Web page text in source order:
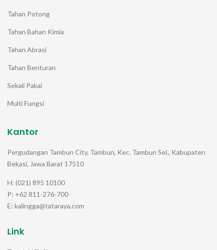
Tahan Potong
Tahan Bahan Kimia
Tahan Abrasi
Tahan Benturan
Sekali Pakai
Multi Fungsi
Kantor
Pergudangan Tambun City, Tambun, Kec. Tambun Sel., Kabupaten
Bekasi, Jawa Barat 17510
H: (021) 895 10100
P: +62 811-276-700
E: kalingga@tataraya.com
Link